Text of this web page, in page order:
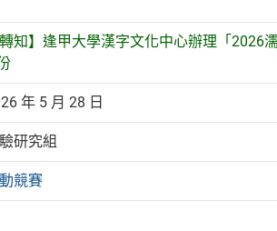
轉知】逢甲大學漢字文化中心辦理「
年 5 月 28 日
研究組
競賽